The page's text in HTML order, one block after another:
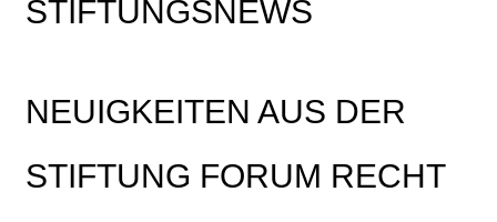
STIFTUNGSNEWS
NEUIGKEITEN AUS DER
STIFTUNG FORUM RECHT